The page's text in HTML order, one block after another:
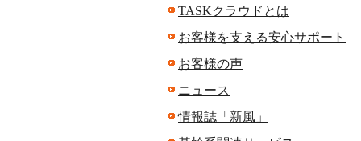
TASKクラウドとは
お客様を支える安心サポート
お客様の声
ニュース
情報誌「新風」